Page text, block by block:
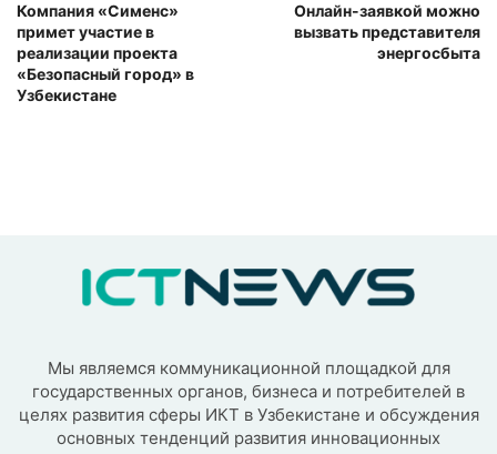
Компания «Сименс»
примет участие в
реализации проекта
«Безопасный город» в
Узбекистане
Онлайн-заявкой можно
вызвать представителя
энергосбыта
Мы являемся коммуникационной площадкой для
государственных органов, бизнеса и потребителей в
целях развития сферы ИКТ в Узбекистане и обсуждения
основных тенденций развития инновационных